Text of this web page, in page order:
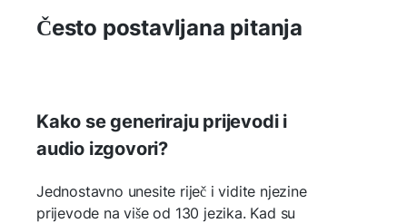
Često postavljana pitanja
Kako se generiraju prijevodi i
audio izgovori?
Jednostavno unesite riječ i vidite njezine
prijevode na više od 130 jezika. Kad su